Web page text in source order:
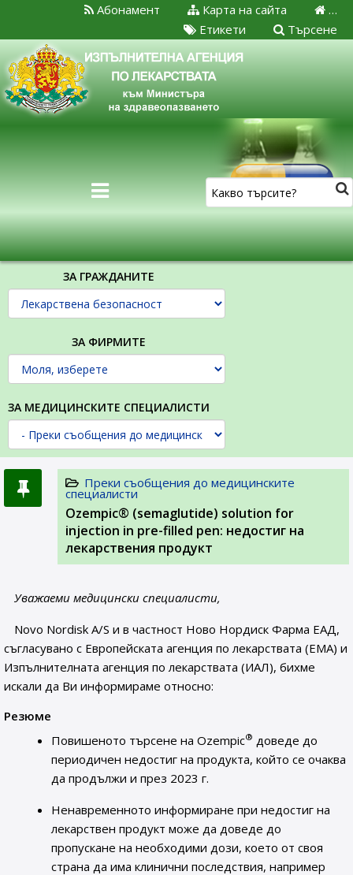
…
Карта на сайта
Абонамент
Търсене
Етикети
ЗА ГРАЖДАНИТЕ
ЗА ФИРМИТЕ
ЗА МЕДИЦИНСКИТЕ СПЕЦИАЛИСТИ
Преки съобщения до медицинските
специалисти
Ozempic® (semaglutide) solution for
injection in pre-filled pen: недостиг на
лекарствения продукт
Уважаеми медицински специалисти,
Novo Nordisk A/S и в частност Ново Нордиск Фарма ЕАД,
съгласувано с Европейската агенция по лекарствата (ЕМА) и
Изпълнителната агенция по лекарствата (ИАЛ), бихме
искали да Ви информираме относно:
Резюме
Повишеното търсене на Ozempic® доведе до
периодичен недостиг на продукта, който се очаква
да продължи и през 2023 г.
Ненавременното информиране при недостиг на
лекарствен продукт може да доведе до
пропускане на необходими дози, което от своя
страна да има клинични последствия, например